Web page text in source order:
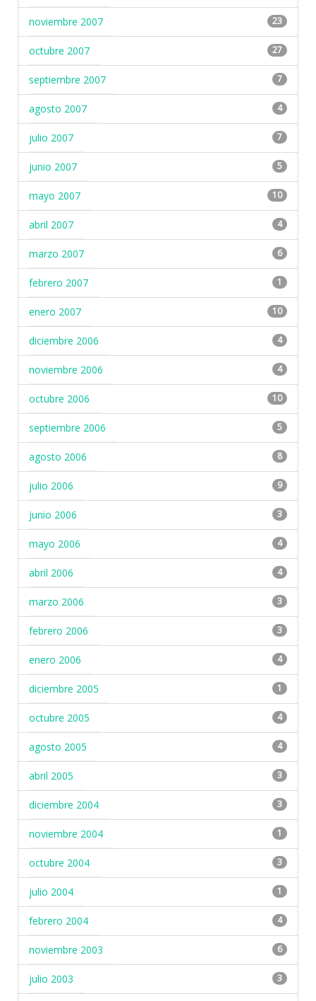
noviembre 2007 23
octubre 2007 27
septiembre 2007 7
agosto 2007 4
julio 2007 7
junio 2007 5
mayo 2007 10
abril 2007 4
marzo 2007 6
febrero 2007 1
enero 2007 10
diciembre 2006 4
noviembre 2006 4
octubre 2006 10
septiembre 2006 5
agosto 2006 8
julio 2006 9
junio 2006 3
mayo 2006 4
abril 2006 4
marzo 2006 3
febrero 2006 3
enero 2006 4
diciembre 2005 1
octubre 2005 4
agosto 2005 4
abril 2005 3
diciembre 2004 3
noviembre 2004 1
octubre 2004 3
julio 2004 1
febrero 2004 4
noviembre 2003 6
julio 2003 3